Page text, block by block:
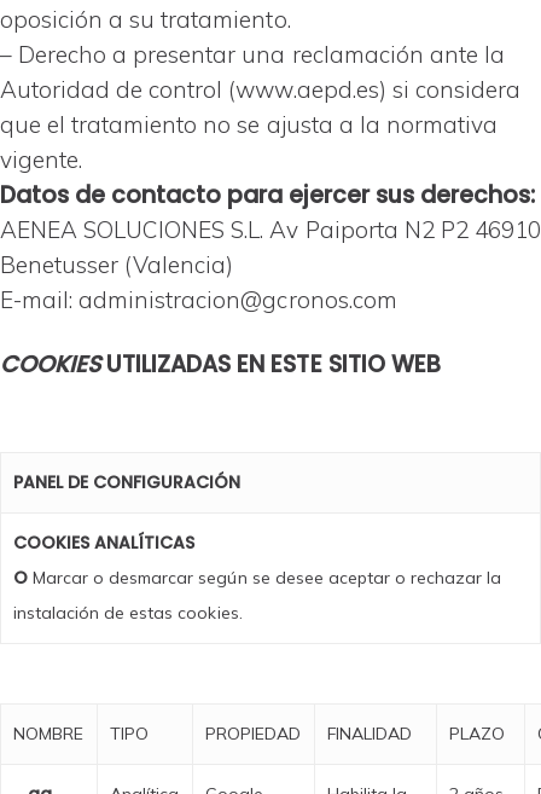
oposición a su tratamiento.
– Derecho a presentar una reclamación ante la
Autoridad de control (www.aepd.es) si considera
que el tratamiento no se ajusta a la normativa
vigente.
Datos de contacto para ejercer sus derechos:
AENEA SOLUCIONES S.L. Av Paiporta N2 P2 46910
Benetusser (Valencia)
E-mail: administracion@gcronos.com
COOKIESUTILIZADAS EN ESTE SITIO WEB
PANEL DE CONFIGURACIÓN
COOKIES ANALÍTICAS
O Marcar o desmarcar según se desee aceptar o rechazar la
instalación de estas cookies.
NOMBRE TIPO PROPIEDAD FINALIDAD PLAZO